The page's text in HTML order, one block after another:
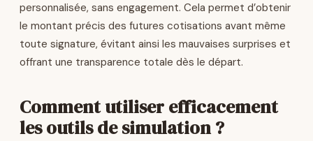
personnalisée, sans engagement. Cela permet d’obtenir
le montant précis des futures cotisations avant même
toute signature, évitant ainsi les mauvaises surprises et
offrant une transparence totale dès le départ.
Comment utiliser efficacement
les outils de simulation ?